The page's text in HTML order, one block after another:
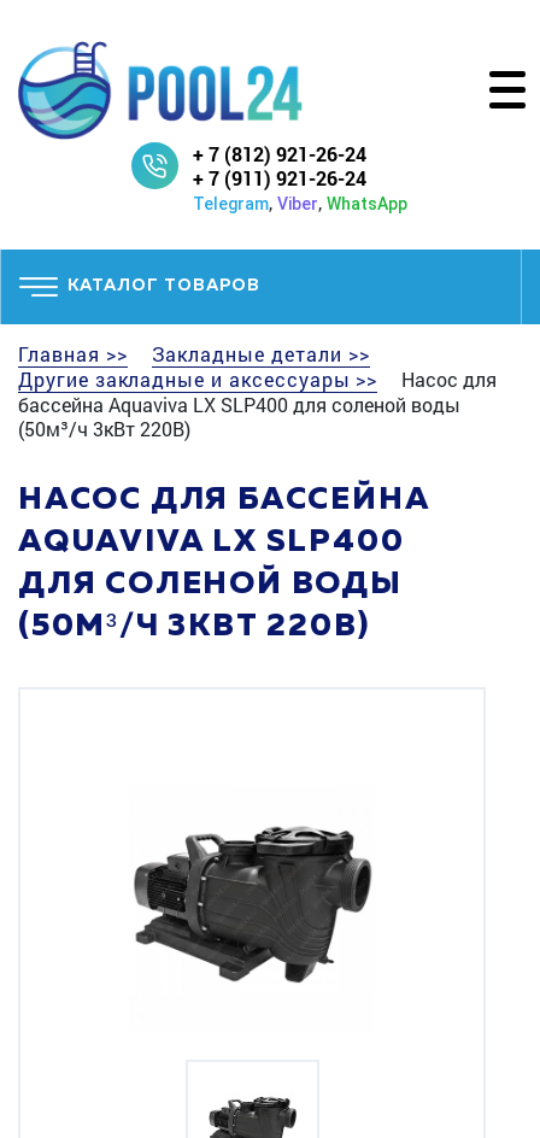
+ 7 (812) 921-26-24
+ 7 (911) 921-26-24
Telegram, Viber, WhatsApp
КАТАЛОГ ТОВАРОВ
Главная >>
Закладные детали >>
Другие закладные и аксессуары >>
Насос для
бассейна Aquaviva LX SLP400 для соленой воды
(50м³/ч 3кВт 220В)
НАСОС ДЛЯ БАССЕЙНА
AQUAVIVA LX SLP400
ДЛЯ СОЛЕНОЙ ВОДЫ
(50М³/Ч 3КВТ 220В)